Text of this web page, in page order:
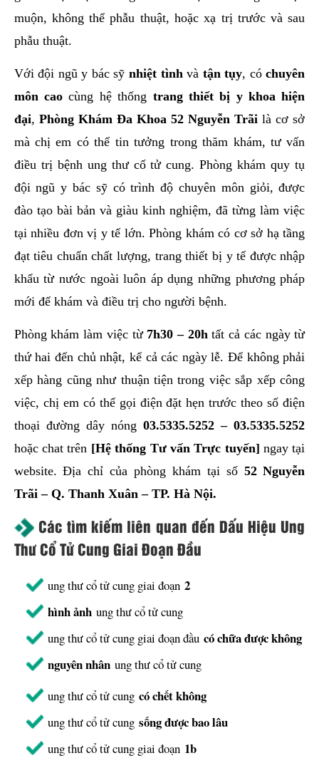
muộn, không thể phẫu thuật, hoặc xạ trị trước và sau
phẫu thuật.
Với đội ngũ y bác sỹ nhiệt tình và tận tụy, cóchuyên
môn caocùng hệ thống trang thiết bị y khoa hiện
đại, Phòng Khám Đa Khoa 52 Nguyễn Trãi là cơ sở
mà chị em có thể tin tưởng trong thăm khám, tư vấn
điều trị bệnh ung thư cổ tử cung. Phòng khám quy tụ
đội ngũ y bác sỹ có trình độ chuyên môn giỏi, được
đào tạo bài bản và giàu kinh nghiệm, đã từng làm việc
tại nhiều đơn vị y tế lớn. Phòng khám có cơ sở hạ tầng
đạt tiêu chuẩn chất lượng, trang thiết bị y tế được nhập
khẩu từ nước ngoài luôn áp dụng những phương pháp
mới để khám và điều trị cho người bệnh.
Phòng khám làm việc từ 7h30 – 20h tất cả các ngày từ
thứ hai đến chủ nhật, kể cả các ngày lễ. Để không phải
xếp hàng cũng như thuận tiện trong việc sắp xếp công
việc, chị em có thể gọi điện đặt hẹn trước theo số điện
thoại đường dây nóng 03.5335.5252 –03.5335.5252
hoặc chat trên [Hệ thống Tư vấn Trực tuyến] ngay tại
website. Địa chỉ của phòng khám tại số 52 Nguyễn
Trãi – Q. Thanh Xuân – TP. Hà Nội.
Các tìm kiếm liên quan đến Dấu Hiệu Ung
Thư Cổ Tử Cung Giai Đoạn Đầu
ung thư cổ tử cung giai đoạn2
hình ảnh ung thư cổ tử cung
ung thư cổ tử cung giai đoạn đầucó chữa được không
nguyên nhân ung thư cổ tử cung
ung thư cổ tử cungcó chết không
ung thư cổ tử cungsống được bao lâu
ung thư cổ tử cung giai đoạn 1b